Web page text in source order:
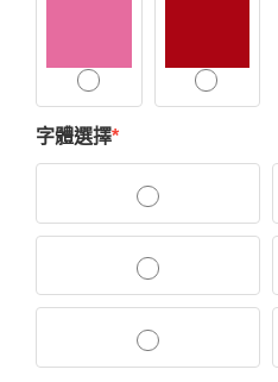
字體選擇